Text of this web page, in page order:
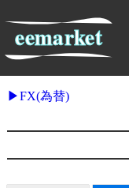
FX(為替)